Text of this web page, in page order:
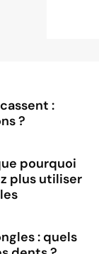
:
?
pourquoi
plus utiliser
: quels